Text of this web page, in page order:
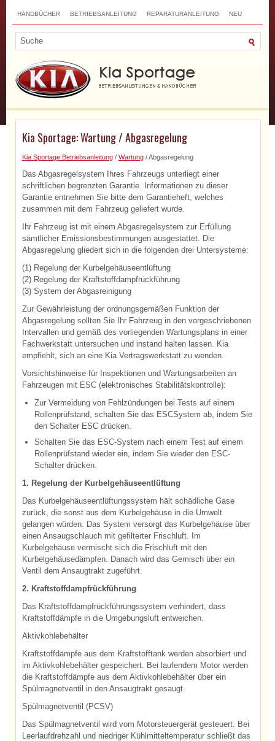
HANDBÜCHER BETRIEBSANLEITUNG REPARATURANLEITUNG NEU
Kia Sportage: Wartung / Abgasregelung
Kia Sportage Betriebsanleitung / Wartung / Abgasregelung
Das Abgasregelsystem Ihres Fahrzeugs unterliegt einer
schriftlichen begrenzten Garantie. Informationen zu dieser
Garantie entnehmen Sie bitte dem Garantieheft, welches
zusammen mit dem Fahrzeug geliefert wurde.
Ihr Fahrzeug ist mit einem Abgasregelsystem zur Erfüllung
sämtlicher Emissionsbestimmungen ausgestattet. Die
Abgasregelung gliedert sich in die folgenden drei Untersysteme:
(1) Regelung der Kurbelgehäuseentlüftung
(2) Regelung der Kraftstoffdampfrückführung
(3) System der Abgasreinigung
Zur Gewährleistung der ordnungsgemäßen Funktion der
Abgasregelung sollten Sie Ihr Fahrzeug in den vorgeschriebenen
Intervallen und gemäß des vorliegenden Wartungsplans in einer
Fachwerkstatt untersuchen und instand halten lassen. Kia
empfiehlt, sich an eine Kia Vertragswerkstatt zu wenden.
Vorsichtshinweise für Inspektionen und Wartungsarbeiten an
Fahrzeugen mit ESC (elektronisches Stabilitätskontrolle):
Zur Vermeidung von Fehlzündungen bei Tests auf einem
Rollenprüfstand, schalten Sie das ESCSystem ab, indem Sie
den Schalter ESC drücken.
Schalten Sie das ESC-System nach einem Test auf einem
Rollenprüfstand wieder ein, indem Sie wieder den ESC-
Schalter drücken.
1. Regelung der Kurbelgehäuseentlüftung
Das Kurbelgehäuseentlüftungssystem hält schädliche Gase
zurück, die sonst aus dem Kurbelgehäuse in die Umwelt
gelangen würden. Das System versorgt das Kurbelgehäuse über
einen Ansaugschlauch mit gefilterter Frischluft. Im
Kurbelgehäuse vermischt sich die Frischluft mit den
Kurbelgehäusedämpfen. Danach wird das Gemisch über ein
Ventil dem Ansaugtrakt zugeführt.
2. Kraftstoffdampfrückführung
Das Kraftstoffdampfrückführungssystem verhindert, dass
Kraftstoffdämpfe in die Umgebungsluft entweichen.
Aktivkohlebehälter
Kraftstoffdämpfe aus dem Kraftstofftank werden absorbiert und
im Aktivkohlebehälter gespeichert. Bei laufendem Motor werden
die Kraftstoffdämpfe aus dem Aktivkohlebehälter über ein
Spülmagnetventil in den Ansaugtrakt gesaugt.
Spülmagnetventil (PCSV)
Das Spülmagnetventil wird vom Motorsteuergerät gesteuert. Bei
Leerlaufdrehzahl und niedriger Kühlmitteltemperatur schließt das